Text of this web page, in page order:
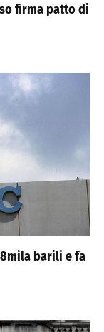
firma patto di
barili e fa